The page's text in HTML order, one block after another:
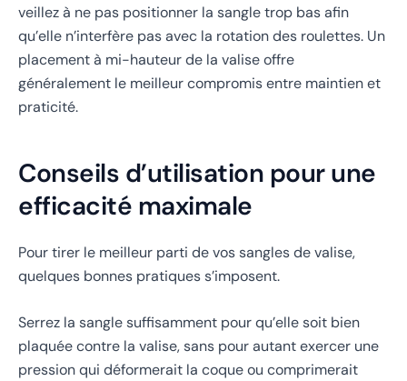
veillez à ne pas positionner la sangle trop bas afin
qu’elle n’interfère pas avec la rotation des roulettes. Un
placement à mi-hauteur de la valise offre
généralement le meilleur compromis entre maintien et
praticité.
Conseils d’utilisation pour une
efficacité maximale
Pour tirer le meilleur parti de vos sangles de valise,
quelques bonnes pratiques s’imposent.
Serrez la sangle suffisamment pour qu’elle soit bien
plaquée contre la valise, sans pour autant exercer une
pression qui déformerait la coque ou comprimerait